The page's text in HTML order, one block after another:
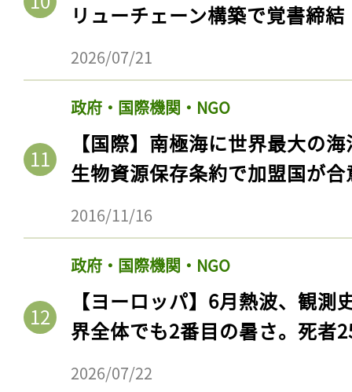
リューチェーン構築で覚書締結
2026/07/21
政府・国際機関・NGO
【国際】南極海に世界最大の
生物資源保存条約で加盟国が合
2016/11/16
政府・国際機関・NGO
【ヨーロッパ】6月熱波、観
界全体でも2番目の暑さ。死者
2026/07/22